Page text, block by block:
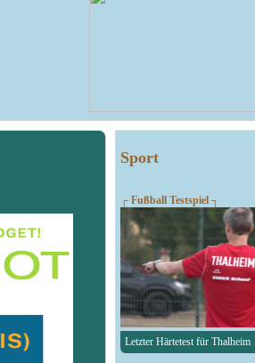
Sport
┌ Fußball Testspiel ┐
Letzter Härtetest für Thalheim